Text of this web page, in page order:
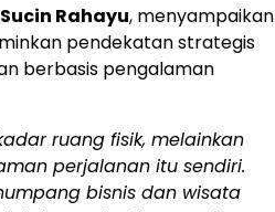
Sucin Rahayu, menyampaikan
pendekatan strategis
berbasis pengalaman
ruang fisik, melainkan
perjalanan itu sendiri.
bisnis dan wisata